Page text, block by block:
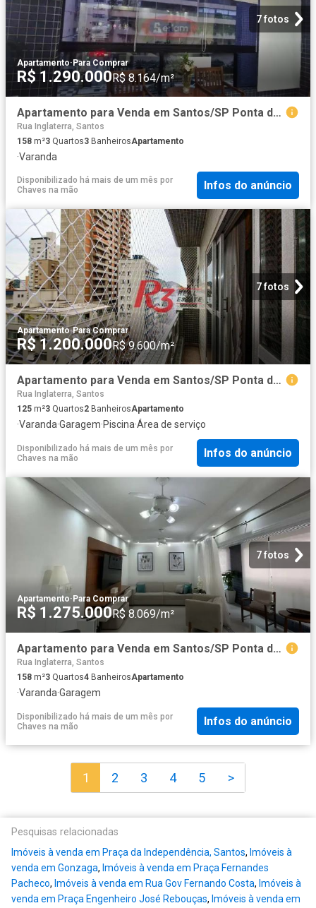
7 fotos
Apartamento·Para Comprar
R$ 1.290.000R$ 8.164/m²
Apartamento para Venda em Santos/SP Ponta da Praia 3 Quartos
Rua Inglaterra, Santos
158 m²3 Quartos3 BanheirosApartamento
·Varanda
Disponibilizado há mais de um mês por
Chaves na mão
Infos do anúncio
7 fotos
Apartamento·Para Comprar
R$ 1.200.000R$ 9.600/m²
Apartamento para Venda em Santos/SP Ponta da Praia 3 Quartos
Rua Inglaterra, Santos
125 m²3 Quartos2 BanheirosApartamento
·Varanda·Garagem·Piscina·Área de serviço
Disponibilizado há mais de um mês por
Chaves na mão
Infos do anúncio
7 fotos
Apartamento·Para Comprar
R$ 1.275.000R$ 8.069/m²
Apartamento para Venda em Santos/SP Ponta da Praia 3 Quartos
Rua Inglaterra, Santos
158 m²3 Quartos4 BanheirosApartamento
·Varanda·Garagem
Disponibilizado há mais de um mês por
Chaves na mão
Infos do anúncio
1 2 3 4 5 >
Pesquisas relacionadas
Imóveis à venda em Praça da Independência, Santos, Imóveis à
venda em Gonzaga, Imóveis à venda em Praça Fernandes
Pacheco, Imóveis à venda em Rua Gov Fernando Costa, Imóveis à
venda em Praça Engenheiro José Rebouças, Imóveis à venda em